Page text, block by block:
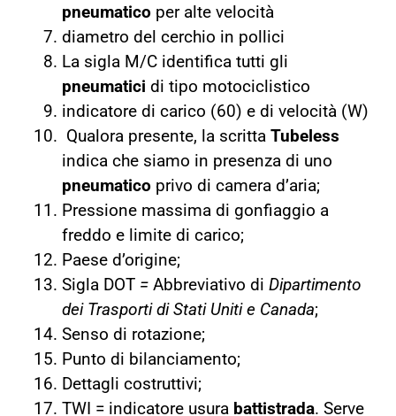
pneumatico per alte velocità
diametro del cerchio in pollici
La sigla M/C identifica tutti gli
pneumatici di tipo motociclistico
indicatore di carico (60) e di velocità (W)
Qualora presente, la scritta Tubeless
indica che siamo in presenza di uno
pneumatico privo di camera d’aria;
Pressione massima di gonfiaggio a
freddo e limite di carico;
Paese d’origine;
Sigla DOT = Abbreviativo di Dipartimento
dei Trasporti di Stati Uniti e Canada;
Senso di rotazione;
Punto di bilanciamento;
Dettagli costruttivi;
TWI = indicatore usura battistrada. Serve